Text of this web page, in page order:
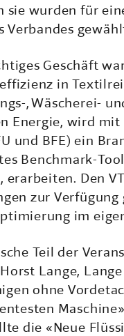
sie wurden für
Verbandes
Geschäft
in
, Wäscherei-
Energie, wird
und BFE) ein
Benchmark-
erarbeiten. Den
zur
im
Teil der
Lange,
ohne
die «Neue